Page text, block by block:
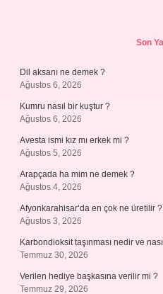
Son
Dil aksanı ne demek ?
Ağustos 6, 2026
Kumru nasıl bir kuştur ?
Ağustos 6, 2026
Avesta ismi kız mı erkek mi ?
Ağustos 5, 2026
Arapçada ha mim ne demek ?
Ağustos 4, 2026
Afyonkarahisar’da en çok ne üretilir ?
Ağustos 3, 2026
Karbondioksit taşınması nedir ve
Temmuz 30, 2026
Verilen hediye başkasına verilir mi ?
Temmuz 29, 2026